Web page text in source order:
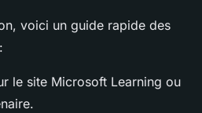
voici un guide rapide des
le site Microsoft Learning ou